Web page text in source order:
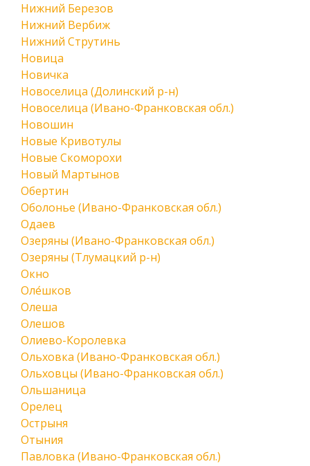
Нижний Березов
Нижний Вербиж
Нижний Струтинь
Новица
Новичка
Новоселица (Долинский р-н)
Новоселица (Ивано-Франковская обл.)
Новошин
Новые Кривотулы
Новые Скоморохи
Новый Мартынов
Обертин
Оболонье (Ивано-Франковская обл.)
Одаев
Озеряны (Ивано-Франковская обл.)
Озеряны (Тлумацкий р-н)
Окно
Оле́шков
Олеша
Олешов
Олиево-Королевка
Ольховка (Ивано-Франковская обл.)
Ольховцы (Ивано-Франковская обл.)
Ольшаница
Орелец
Острыня
Отыния
Павловка (Ивано-Франковская обл.)